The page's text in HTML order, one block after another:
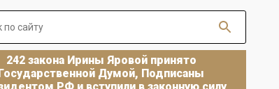
242 закона Ирины Яровой принято
Думой, Подписаны